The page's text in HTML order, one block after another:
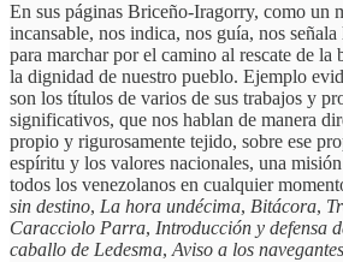
En sus páginas Briceño-Iragorry, como un
incansable, nos indica, nos guía, nos señala
para marchar por el camino al rescate de
la dignidad de nuestro pueblo. Ejemplo
son los títulos de varios de sus trabajos y
significativos, que nos hablan de manera
propio y rigurosamente tejido, sobre ese
espíritu y los valores nacionales, una
todos los venezolanos en cualquier
sin destino, La hora undécima, Bitácora,
Caracciolo Parra, Introducción y defensa
caballo de Ledesma,Aviso a los navegantes